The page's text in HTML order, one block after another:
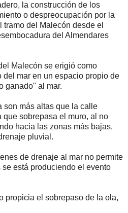
la construcción de los
o despreocupación por la
del Malecón desde el
del Almendares
Malecón se erigió como
del mar en un espacio propio de
ganado" al mar.
son más altas que la calle
que sobrepasa el muro, al no
hacia las zonas más bajas,
pluvial.
de drenaje al mar no permite
está produciendo el evento
propicia el sobrepaso de la ola,